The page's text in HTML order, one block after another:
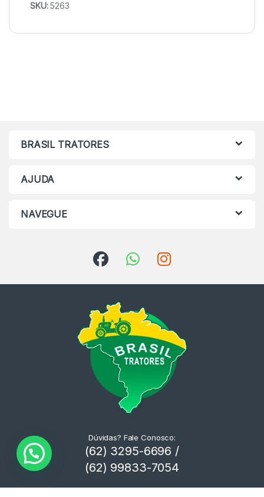
SKU:5263
BRASIL TRATORES
AJUDA
NAVEGUE
Dúvidas? Fale Conosco:
(62) 3295-6696 /
(62) 99833-7054